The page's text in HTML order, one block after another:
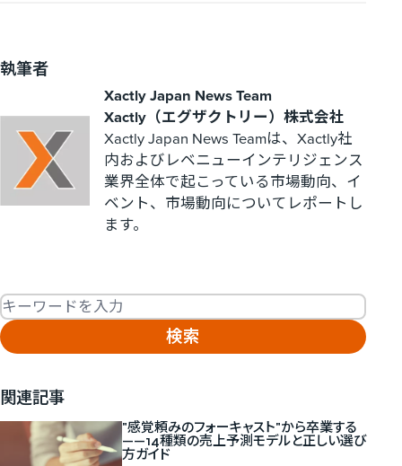
執筆者
Xactly Japan News Team
Xactly（エグザクトリー）株式会社
Xactly Japan News Teamは、Xactly社
内およびレベニューインテリジェンス
業界全体で起こっている市場動向、イ
ベント、市場動向についてレポートし
ます。
Fulltext search
関連記事
"感覚頼みのフォーキャスト"から卒業する
——14種類の売上予測モデルと正しい選び
方ガイド